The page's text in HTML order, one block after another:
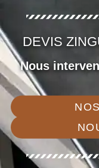
DEVIS
Nous